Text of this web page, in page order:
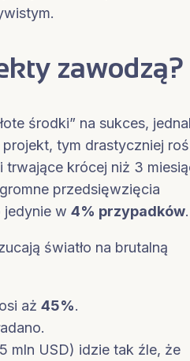
zawodzą?
środki” na sukces,
tym drastyczniej
trwające krócej niż 3
przedsięwzięcia
jedynie w4% przypadków.
światło na brutalną
aż 45%.
mln USD) idzie tak źle, że